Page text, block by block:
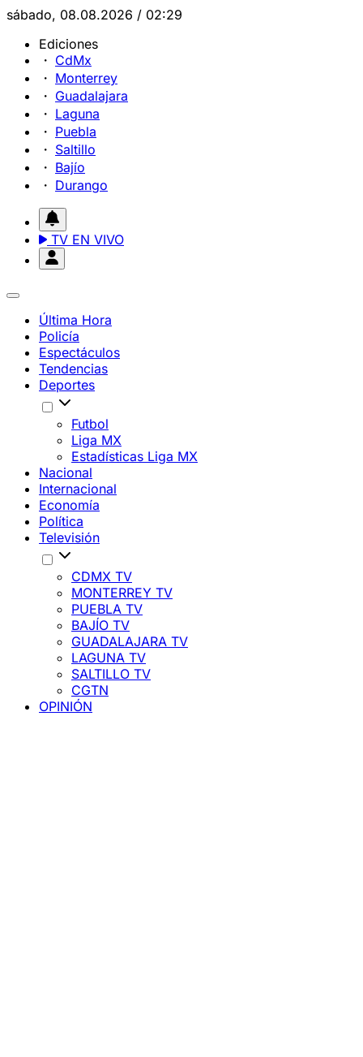
sábado, 08.08.2026 / 02:29
Ediciones
CdMx
Monterrey
Guadalajara
Laguna
Puebla
Saltillo
Bajío
Durango
TV EN VIVO
Última Hora
Policía
Espectáculos
Tendencias
Deportes
Futbol
Liga MX
Estadísticas Liga MX
Nacional
Internacional
Economía
Política
Televisión
CDMX TV
MONTERREY TV
PUEBLA TV
BAJÍO TV
GUADALAJARA TV
LAGUNA TV
SALTILLO TV
CGTN
OPINIÓN